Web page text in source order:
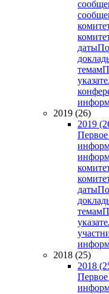
даты
темам
2019 (26)
2019
даты
темам
2018 (25)
2018